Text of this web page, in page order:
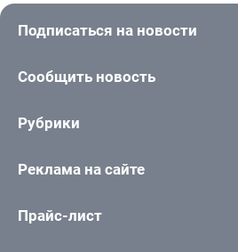
Подписаться на новости
Сообщить новость
Рубрики
Реклама на сайте
Прайс-лист